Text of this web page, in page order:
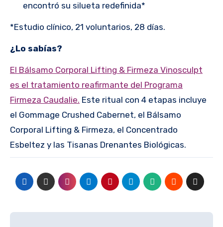
encontró su silueta redefinida*
*Estudio clínico, 21 voluntarios, 28 días.
¿Lo sabías?
El Bálsamo Corporal Lifting & Firmeza Vinosculpt
es el tratamiento reafirmante del Programa
Firmeza Caudalie. Este ritual con 4 etapas incluye
el Gommage Crushed Cabernet, el Bálsamo
Corporal Lifting & Firmeza, el Concentrado
Esbeltez y las Tisanas Drenantes Biológicas.